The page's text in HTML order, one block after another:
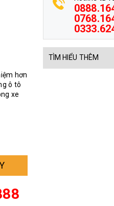
hơn
ô tô
xe
TÌM HIỂU THÊM